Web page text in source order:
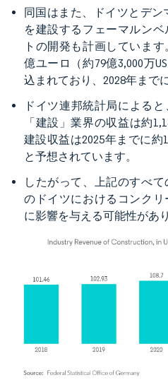
同国はまた、ドイツとデン
を建設するフェーマルン
トの開発も計画していま
億ユーロ（約79億3,000万
込まれており、2028年まで
ドイツ連邦統計局による
「建設」業界の収益は約
建設収益は2025年までに約
と予想されています。
したがって、上記のすべ
のドイツにおけるコンク
に影響を与える可能性があ